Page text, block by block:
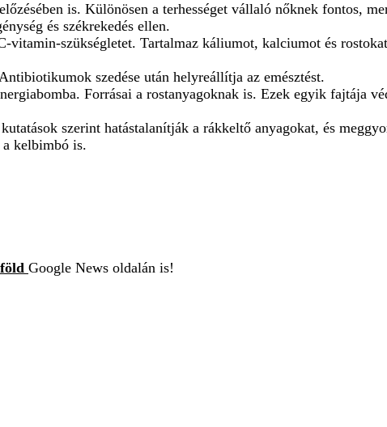
is. Különösen a terhességet vállaló nőknek fontos,
és székrekedés ellen.
szükségletet. Tartalmaz káliumot, kalciumot és
szedése után helyreállítja az emésztést.
Forrásai a rostanyagoknak is. Ezek egyik fajtája
szerint hatástalanítják a rákkeltő anyagokat, és
kelbimbó is.
Google News oldalán is!